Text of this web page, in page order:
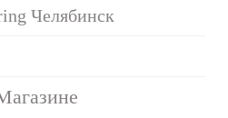
Челябинск